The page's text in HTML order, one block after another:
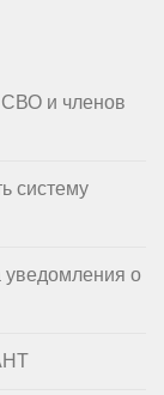
СВО и членов
систему
о